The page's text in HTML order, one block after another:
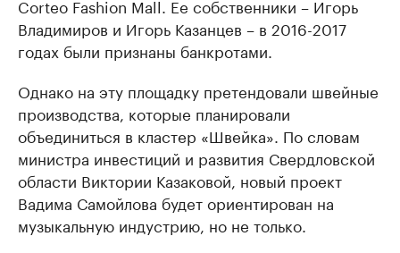
Corteo Fashion Mall. Ее собственники – Игорь
Владимиров и Игорь Казанцев – в 2016-2017
годах были признаны банкротами.
Однако на эту площадку претендовали швейные
производства, которые планировали
объединиться в кластер «Швейка». По словам
министра инвестиций и развития Свердловской
области Виктории Казаковой, новый проект
Вадима Самойлова будет ориентирован на
музыкальную индустрию, но не только.